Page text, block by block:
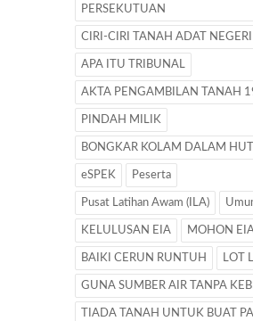
PERSEKUTUAN
CIRI-CIRI TANAH ADAT
APA ITU TRIBUNAL
AKTA PENGAMBILAN TANAH
PINDAH MILIK
BONGKAR KOLAM DALAM
eSPEK Peserta
Pusat Latihan Awam (ILA)
KELULUSAN EIA MOHON
BAIKI CERUN RUNTUH LOT
GUNA SUMBER AIR TANPA
TIADA TANAH UNTUK BUAT